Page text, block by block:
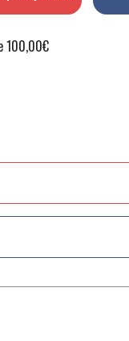
100,00€